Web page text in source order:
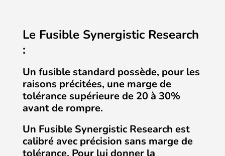
Le Fusible Synergistic Research
:
Un fusible standard possède, pour les
raisons précitées, une marge de
tolérance supérieure de 20 à 30%
avant de rompre.
Un Fusible Synergistic Research est
calibré avec précision sans marge de
tolérance. Pour lui donner la